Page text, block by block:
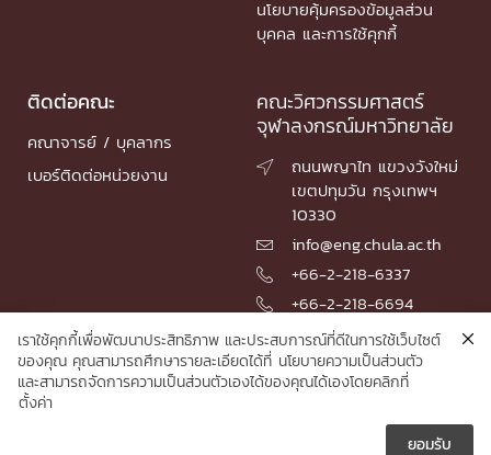
นโยบายคุ้มครองข้อมูลส่วน
บุคคล และการใช้คุกกี้
ติดต่อคณะ
คณาจารย์ / บุคลากร
เบอร์ติดต่อหน่วยงาน
คณะวิศวกรรมศาสตร์
จุฬาลงกรณ์มหาวิทยาลัย

ถนนพญาไท แขวงวังใหม่
เขตปทุมวัน กรุงเทพฯ
10330
 info@eng.chula.ac.th
 +66-2-218-6337
 +66-2-218-6694
© 2026 Faculty of Engineering, Chulalongkorn University
เราใช้คุกกี้เพื่อพัฒนาประสิทธิภาพ และประสบการณ์ที่ดีในการใช้เว็บไซต์
ของคุณ คุณสามารถศึกษารายละเอียดได้ที่ นโยบายความเป็นส่วนตัว
และสามารถจัดการความเป็นส่วนตัวเองได้ของคุณได้เองโดยคลิกที่
ตั้งค่า
ยอมรับ